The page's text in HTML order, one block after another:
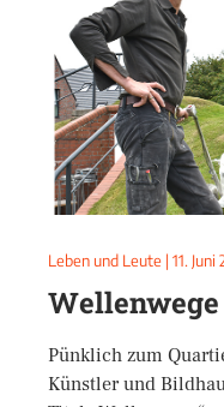
Leben und Leute | 11. Juni
Pünklich zum
Künstler und